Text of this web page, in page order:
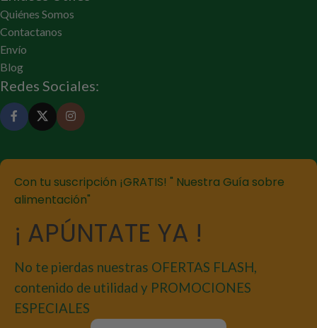
Quiénes Somos
Contactanos
Envío
Blog
Redes Sociales:
Con tu suscripción ¡GRATIS! " Nuestra Guía sobre
alimentación"
¡ APÚNTATE YA !
No te pierdas nuestras OFERTAS FLASH,
contenido de utilidad y PROMOCIONES
ESPECIALES